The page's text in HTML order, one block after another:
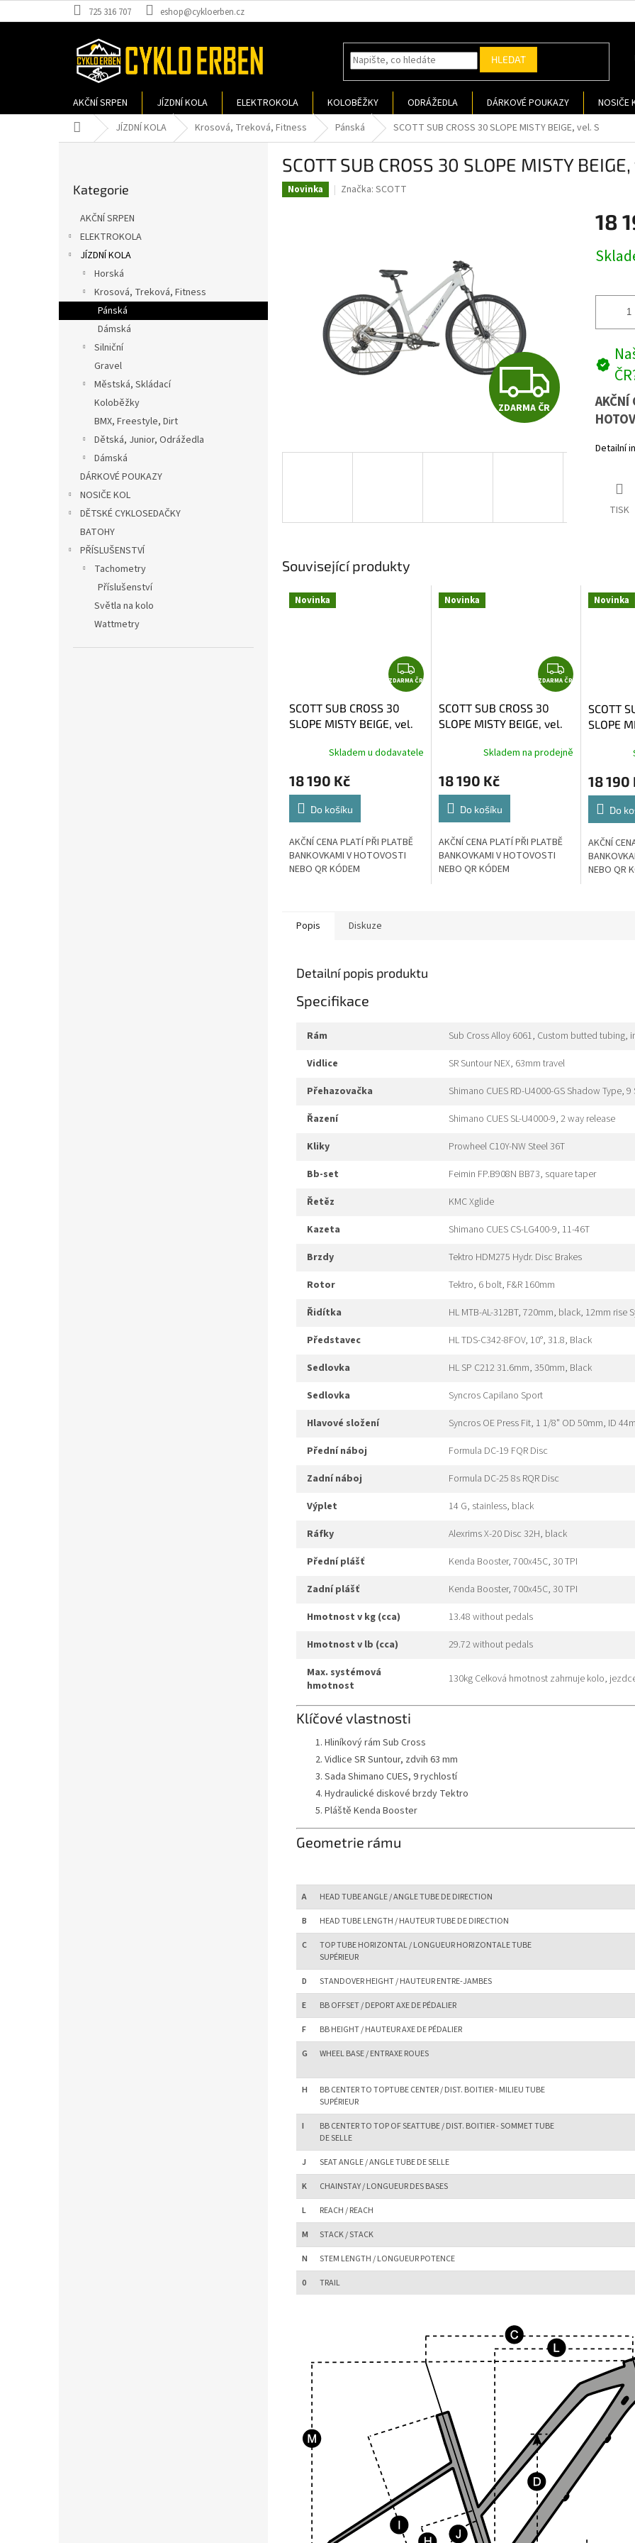
na
725 316 707 eshop@cykloerben.cz
HLEDAT
AKČNÍ SRPEN JÍZDNÍ KOLA ELEKTROKOLA KOLOBĚŽKY ODRÁŽEDLA DÁRKOVÉ POUKAZY NOSIČE
Domů JÍZDNÍ KOLA Krosová, Treková, Fitness Pánská SCOTT SUB CROSS 30 SLOPE MISTY BEIGE, vel. S
a
n
kategorie
Kategorie
AKČNÍ SRPEN
ELEKTROKOLA
JÍZDNÍ KOLA
Horská
Krosová, Treková, Fitness
Pánská
Dámská
Silniční
Gravel
Městská, Skládací
Koloběžky
BMX, Freestyle, Dirt
Dětská, Junior, Odrážedla
Dámská
DÁRKOVÉ POUKAZY
NOSIČE KOL
DĚTSKÉ CYKLOSEDAČKY
BATOHY
PŘÍSLUŠENSTVÍ
Tachometry
Příslušenství
Světla na kolo
Wattmetry
SCOTT SUB CROSS 30 SLOPE MISTY
Novinka Značka: SCOTT
Z
D
R
M
ZDARMA ČR
18
cena:
AKČNÍ
Detailní
TISK
Související produkty
Novinka
Z
D
A
ZDARMA ČR
SCOTT SUB CROSS 30
SLOPE MISTY BEIGE, vel.
Skladem u dodavatele
18 190 Kč
Do košíku
AKČNÍ CENA PLATÍ PŘI PLATBĚ
BANKOVKAMI V HOTOVOSTI
NEBO QR KÓDEM
Novinka
Z
D
A
ZDARMA ČR
SCOTT SUB CROSS 30
SLOPE MISTY BEIGE, vel.
Skladem na prodejně
18 190 Kč
Do košíku
AKČNÍ CENA PLATÍ PŘI PLATBĚ
BANKOVKAMI V HOTOVOSTI
NEBO QR KÓDEM
Novinka
SCOTT
SLOPE
18 190
Do
AKČNÍ
NEBO QR
Popis Diskuze
Detailní popis produktu
Specifikace
rám
Sub Cross Alloy 6061, Custom butted tubing,
vidlice
SR Suntour NEX, 63mm travel
přehazovačka
Shimano CUES RD-U4000-GS Shadow Type, 9
řazení
Shimano CUES SL-U4000-9, 2 way release
kliky
Prowheel C10Y-NW Steel 36T
bb-set
Feimin FP.B908N BB73, square taper
řetěz
KMC Xglide
kazeta
Shimano CUES CS-LG400-9, 11-46T
brzdy
Tektro HDM275 Hydr. Disc Brakes
rotor
Tektro, 6 bolt, F&R 160mm
řidítka
HL MTB-AL-312BT, 720mm, black, 12mm rise
představec
HL TDS-C342-8FOV, 10°, 31.8, Black
sedlovka
HL SP C212 31.6mm, 350mm, Black
sedlovka
Syncros Capilano Sport
hlavové složení
Syncros OE Press Fit, 1 1/8" OD 50mm, ID
přední náboj
Formula DC-19 FQR Disc
zadní náboj
Formula DC-25 8s RQR Disc
výplet
14 G, stainless, black
ráfky
Alexrims X-20 Disc 32H, black
přední plášť
Kenda Booster, 700x45C, 30 TPI
zadní plášť
Kenda Booster, 700x45C, 30 TPI
hmotnost v kg (cca)
13.48 without pedals
hmotnost v lb (cca)
29.72 without pedals
max. systémová
hmotnost
130kg Celková hmotnost zahrnuje kolo,
Klíčové vlastnosti
Hliníkový rám Sub Cross
Vidlice SR Suntour, zdvih 63 mm
Sada Shimano CUES, 9 rychlostí
Hydraulické diskové brzdy Tektro
Pláště Kenda Booster
Geometrie rámu
A
HEAD TUBE ANGLE / ANGLE TUBE DE DIRECTION
B
HEAD TUBE LENGTH / HAUTEUR TUBE DE DIRECTION
C
TOP TUBE HORIZONTAL / LONGUEUR HORIZONTALE TUBE
SUPÉRIEUR
D STANDOVER HEIGHT / HAUTEUR ENTRE-JAMBES
E
BB OFFSET / DEPORT AXE DE PÉDALIER
F
BB HEIGHT / HAUTEUR AXE DE PÉDALIER
G
WHEEL BASE / ENTRAXE ROUES
H
BB CENTER TO TOPTUBE CENTER / DIST. BOITIER - MILIEU TUBE
SUPÉRIEUR
I
BB CENTER TO TOP OF SEATTUBE / DIST. BOITIER - SOMMET TUBE
DE SELLE
J SEAT ANGLE / ANGLE TUBE DE SELLE
K
CHAINSTAY / LONGUEUR DES BASES
L
REACH / REACH
M
STACK / STACK
N
STEM LENGTH / LONGUEUR POTENCE
0
TRAIL